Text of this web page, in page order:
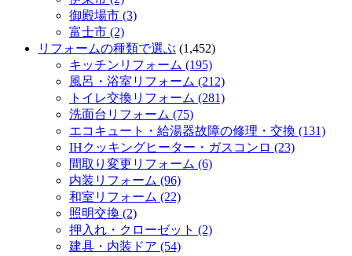
御殿場市 (3)
富士市 (2)
リフォームの種類で選ぶ (1,452)
キッチンリフォーム (195)
風呂・浴室リフォーム (212)
トイレ交換リフォーム (281)
洗面台リフォーム (75)
エコキュート・給湯器故障の修理・交換 (131)
IHクッキングヒーター・ガスコンロ (23)
間取り変更リフォーム (6)
内装リフォーム (96)
和室リフォーム (22)
照明交換 (2)
押入れ・クローゼット (2)
建具・内装ドア (54)